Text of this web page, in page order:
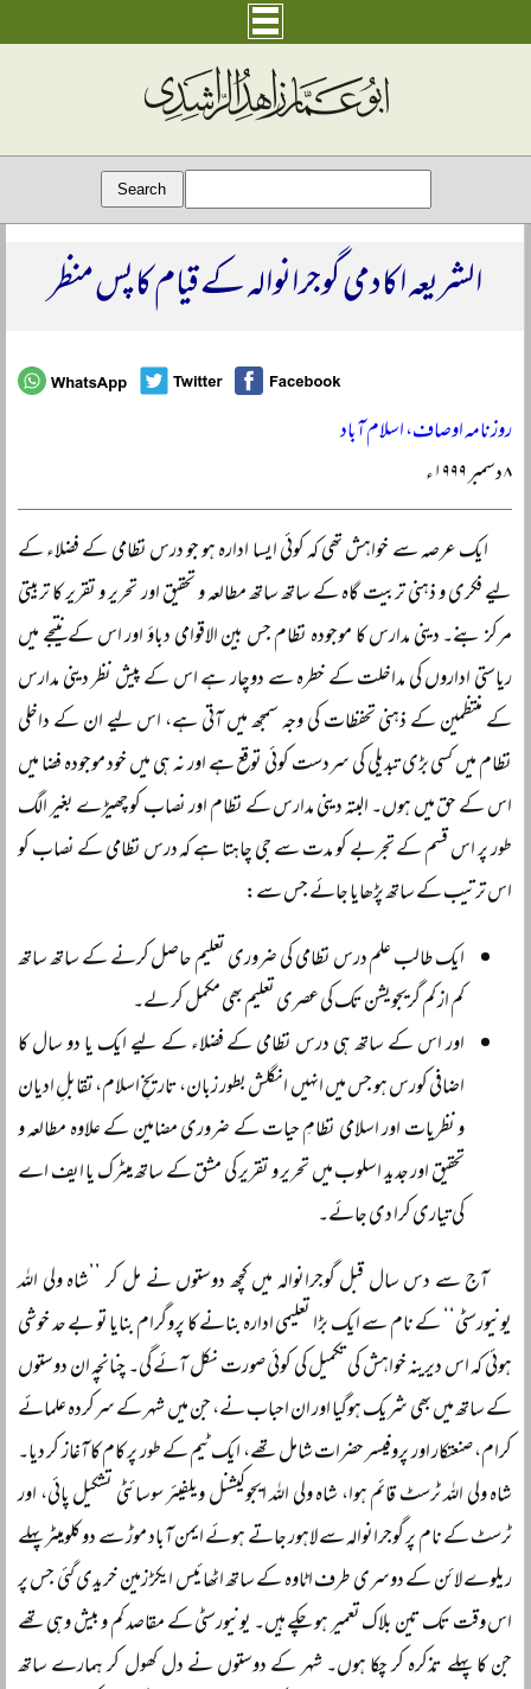
الشریعہ اکادمی گوجرانوالہ کے قیام کا پس منظر
روزنامہ اوصاف، اسلام آباد
۸ دسمبر ۱۹۹۹ء
ایک عرصہ سے خواہش تھی کہ کوئی ایسا ادارہ ہو جو درس نظامی کے فضلاء کے
لیے فکری و ذہنی تربیت گاہ کے ساتھ ساتھ مطالعہ و تحقیق اور تحریر و تقریر کا تربیتی
مرکز بنے۔ دینی مدارس کا موجودہ نظام جس بین الاقوامی دباؤ اور اس کے نتیجے میں
ریاستی اداروں کی مداخلت کے خطرہ سے دوچار ہے اس کے پیش نظر دینی مدارس
کے منتظمین کے ذہنی تحفظات کی وجہ سمجھ میں آتی ہے، اس لیے ان کے داخلی
نظام میں کسی بڑی تبدیلی کی سردست کوئی توقع ہے اور نہ ہی میں خود موجودہ فضا میں
اس کے حق میں ہوں۔ البتہ دینی مدارس کے نظام اور نصاب کو چھیڑے بغیر الگ
طور پر اس قسم کے تجربے کو مدت سے جی چاہتا ہے کہ درس نظامی کے نصاب کو
اس ترتیب کے ساتھ پڑھایا جائے جس سے:
ایک طالب علم درس نظامی کی ضروری تعلیم حاصل کرنے کے ساتھ ساتھ
کم از کم گریجویشن تک کی عصری تعلیم بھی مکمل کر لے۔
اور اس کے ساتھ ہی درس نظامی کے فضلاء کے لیے ایک یا دو سال کا
اضافی کورس ہو جس میں انہیں انگلش بطور زبان، تاریخِ اسلام، تقابلِ ادیان
و نظریات اور اسلامی نظامِ حیات کے ضروری مضامین کے علاوہ مطالعہ و
تحقیق اور جدید اسلوب میں تحریر و تقریر کی مشق کے ساتھ میٹرک یا ایف اے
کی تیاری کرا دی جائے۔
آج سے دس سال قبل گوجرانوالہ میں کچھ دوستوں نے مل کر ’’شاہ ولی اللہ
یونیورسٹی‘‘ کے نام سے ایک بڑا تعلیمی ادارہ بنانے کا پروگرام بنایا تو بے حد خوشی
ہوئی کہ اس دیرینہ خواہش کی تکمیل کی کوئی صورت نکل آئے گی۔ چنانچہ ان دوستوں
کے ساتھ میں بھی شریک ہوگیا اور ان احباب نے، جن میں شہر کے سرکردہ علمائے
کرام، صنعتکار اور پروفیسر حضرات شامل تھے، ایک ٹیم کے طور پر کام کا آغاز کر دیا۔
شاہ ولی اللہ ٹرسٹ قائم ہوا، شاہ ولی اللہ ایجوکیشنل ویلفیئر سوسائٹی تشکیل پائی، اور
ٹرسٹ کے نام پر گوجرانوالہ سے لاہور جاتے ہوئے ایمن آباد موڑ سے دو کلومیٹر پہلے
ریلوے لائن کے دوسری طرف اٹاوہ کے ساتھ اٹھائیس ایکڑ زمین خریدی گئی جس پر
اس وقت تک تین بلاک تعمیر ہو چکے ہیں۔ یونیورسٹی کے مقاصد کم و بیش وہی تھے
جن کا پہلے تذکرہ کر چکا ہوں۔ شہر کے دوستوں نے دل کھول کر ہمارے ساتھ